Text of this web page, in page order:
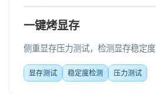
一键烤显存
侧重显存压力测试，检测显存稳定度
显存测试 稳定度检测 压力测试